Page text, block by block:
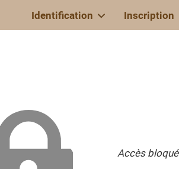
Identification Inscription
Accès bloqué